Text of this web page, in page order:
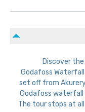
Discover
Godafoss
set off from
Godafoss waterfall
The tour stops at